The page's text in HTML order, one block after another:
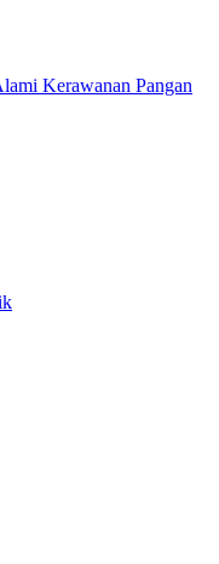
Kerawanan Pangan